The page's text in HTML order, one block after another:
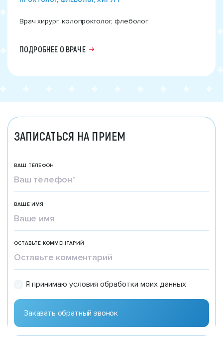
Врач хирург, колопроктолог, флеболог
ПОДРОБНЕЕ О ВРАЧЕ
ЗАПИСАТЬСЯ НА ПРИЕМ
ВАШ ТЕЛЕФОН
ВАШЕ ИМЯ
ОСТАВЬТЕ КОММЕНТАРИЙ
Я принимаю условия обработки моих данных